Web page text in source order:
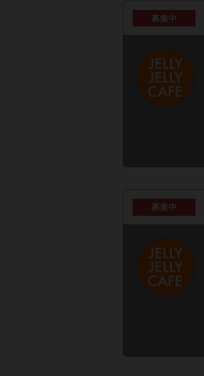
募集中
募集中